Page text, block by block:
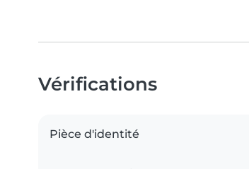
Vérifications
Pièce d'identité